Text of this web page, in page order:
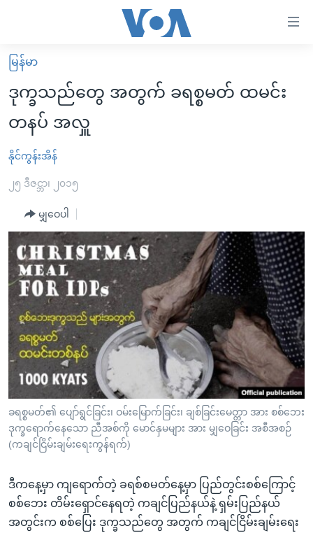
လွယ်ကူ
စေ
သည့်
များ
ပင်မ
ကျော်
ကြည့်
ရန်
ပင်မ
ညွန်း
စာမျက်နှာ
ကျော်
ကြည့်
ရန်
ရှာဖွေ
နေရာ
သို့
ကျော်
မူလစာမျက်နှာ
မြန်မာ
ကမ္ဘာ့သတင်းများ
နိုင်ငံတကာ
အစ္စရေး-ပါလက်စတိုင်း
ဗွီဒီယို
အင်္ဂလိပ်စာလေ့လာမယ်
အမေရိကန်သုံးအီဒီယံ
မကြေးမုံရဲ့ အင်္ဂလိပ်စာ
ရုပ်ရှင်ထဲက အင်္ဂလိပ်စာ
သုတပဒေသာ အင်္ဂလိပ်စာ
အပတ်စဉ်ကဏ္ဍများ
ရေဒီယို
တီဗွီ
ရေဒီယိုနှင့်ရုပ်သံ အချက်အလက်များ
ရေဒီယို/တီဗွီအစီအစဉ်
Learning English
ဗွီအိုအေ လူမှုကွန်ယက်များ
ဘာသာစကားများ
မြန်မာ
ဒုက္ခသည်တွေ အတွက် ခရစ္စမတ် ထမင်း
တနပ် အလှူ
နိုင်ကွန်းအိန်
၂၅ ဒီဇင္ဘာ၊ ၂၀၁၅
မျှဝေပါ
ခရစ္စမတ်၏ ပျော်ရွင်ခြင်း၊ ဝမ်းမြောက်ခြင်း၊ ချစ်ခြင်းမေတ္တာ အား စစ်ဘေး
ဒုက္ခရောက်နေသော ညီအစ်ကို မောင်နှမများ အား မျှဝေခြင်း အစီအစဉ်
(ကချင်ငြိမ်းချမ်းရေးကွန်ရက်)
ဒီကနေ့မှာ ကျရောက်တဲ့ ခရစ်စမတ်နေ့မှာ ပြည်တွင်းစစ်ကြောင့်
စစ်ဘေး တိမ်းရှောင်နေရတဲ့ ကချင်ပြည်နယ်နဲ့ ရှမ်းပြည်နယ်
အတွင်းက စစ်ပြေး ဒုက္ခသည်တွေ အတွက် ကချင်ငြိမ်းချမ်းရေး